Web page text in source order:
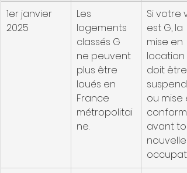
1er janvier
2025
Les
logements
classés G
ne peuvent
plus être
loués en
France
métropolitai
ne.
Si votre
est G, la
mise en
location
doit être
ou mise
avant
nouvelle